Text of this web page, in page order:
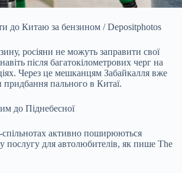
до Китаю за бензином / Depositphotos
росіяни не можуть заправити свої
після багатокілометрових черг на
Через це мешканцям Забайкалля вже
пального в Китаї.
до Піднебесної
спільнотах активно поширюються
послугу для автолюбителів, як пише The